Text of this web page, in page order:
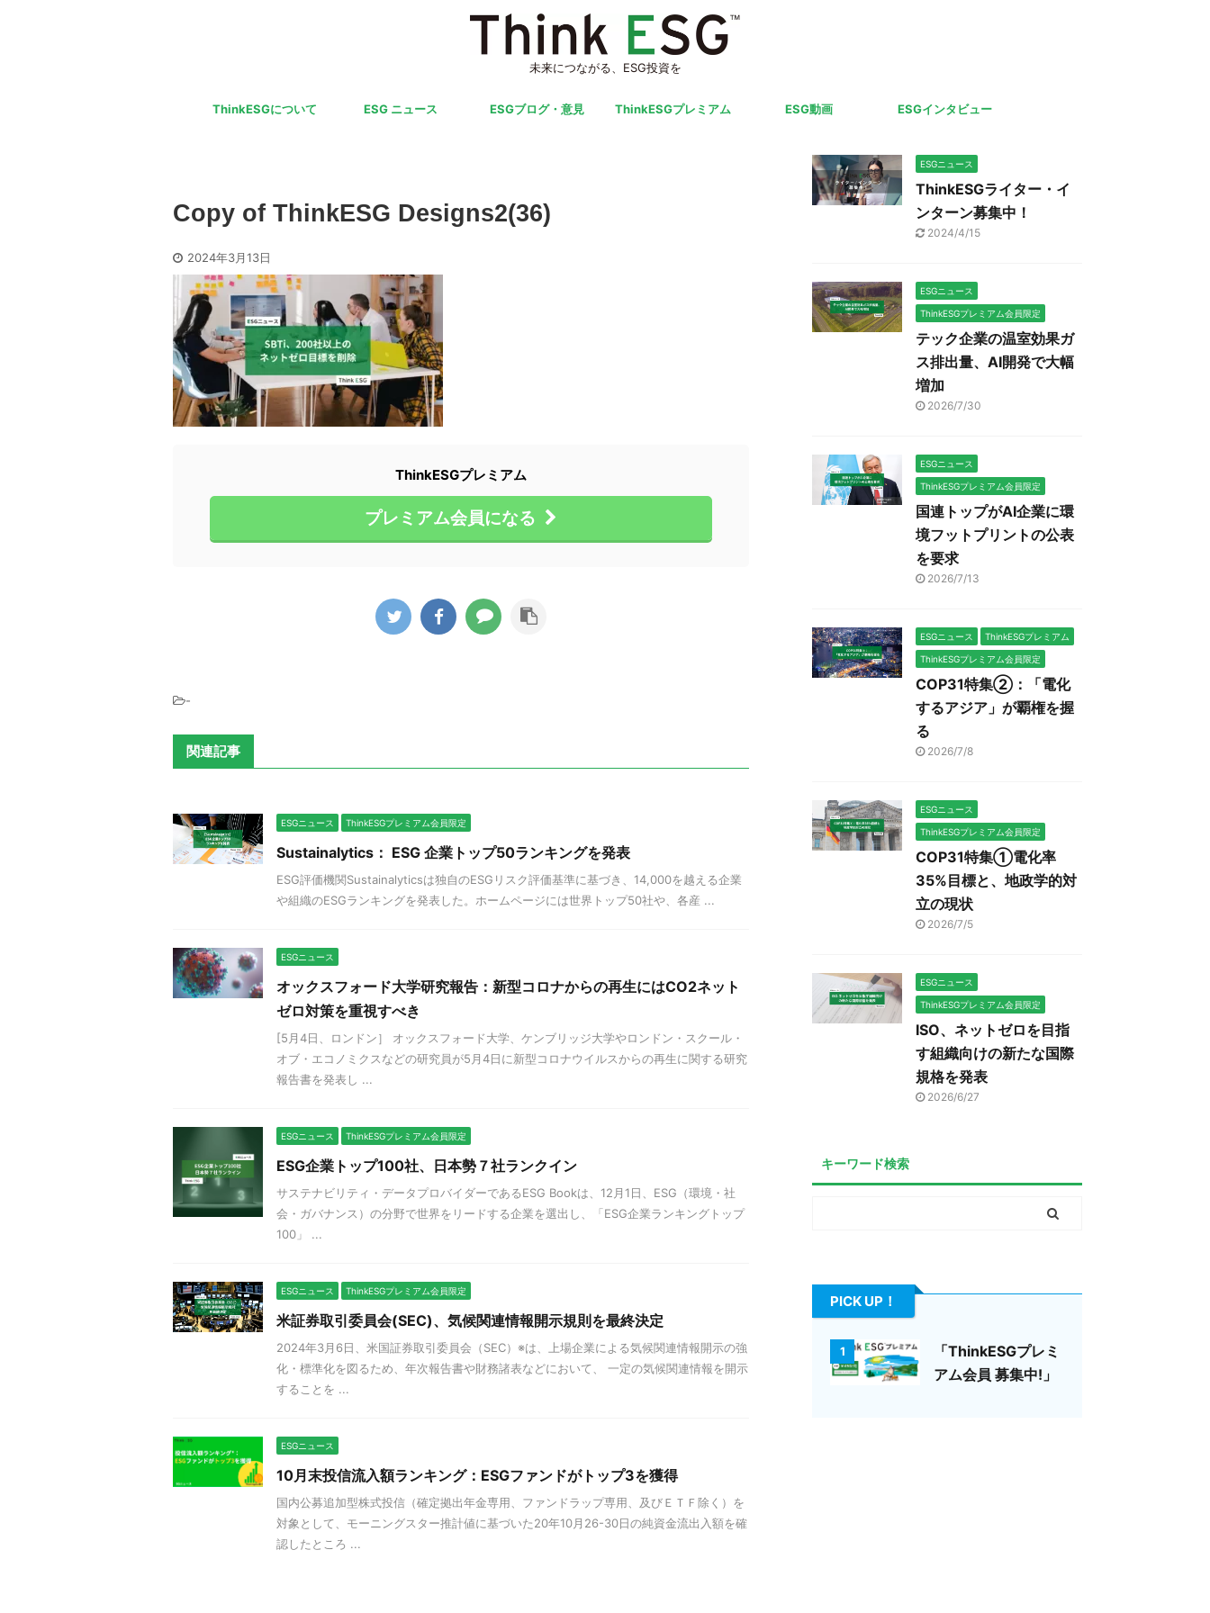
未来につながる、ESG投資を
ThinkESGについて ESG ニュース ESGブログ・意見 ThinkESGプレミアム ESG動画 ESGインタビュー
Copy of ThinkESG Designs2(36)
2024年3月13日
ThinkESGプレミアム
プレミアム会員になる
-
関連記事
ESGニュース ThinkESGプレミアム会員限定
Sustainalytics： ESG 企業トップ50ランキングを発表
ESG評価機関Sustainalyticsは独自のESGリスク評価基準に基づき、14,000を越える企業
や組織のESGランキングを発表した。ホームページには世界トップ50社や、各産 ...
ESGニュース
オックスフォード大学研究報告：新型コロナからの再生にはCO2ネット
ゼロ対策を重視すべき
[5月4日、ロンドン］ オックスフォード大学、ケンブリッジ大学やロンドン・スクール・
オブ・エコノミクスなどの研究員が5月4日に新型コロナウイルスからの再生に関する研究
報告書を発表し ...
ESGニュース ThinkESGプレミアム会員限定
ESG企業トップ100社、日本勢７社ランクイン
サステナビリティ・データプロバイダーであるESG Bookは、12月1日、ESG（環境・社
会・ガバナンス）の分野で世界をリードする企業を選出し、「ESG企業ランキングトップ
100」 ...
ESGニュース ThinkESGプレミアム会員限定
米証券取引委員会(SEC)、気候関連情報開示規則を最終決定
2024年3月6日、米国証券取引委員会（SEC）※は、上場企業による気候関連情報開示の強
化・標準化を図るため、年次報告書や財務諸表などにおいて、 一定の気候関連情報を開示
することを ...
ESGニュース
10月末投信流入額ランキング：ESGファンドがトップ3を獲得
国内公募追加型株式投信（確定拠出年金専用、ファンドラップ専用、及びＥＴＦ除く）を
対象として、モーニングスター推計値に基づいた20年10月26-30日の純資金流出入額を確
認したところ ...
ESGニュース
ThinkESGライター・イ
ンターン募集中！
2024/4/15
ESGニュース
ThinkESGプレミアム会員限定
テック企業の温室効果ガ
ス排出量、AI開発で大幅
増加
2026/7/30
ESGニュース
ThinkESGプレミアム会員限定
国連トップがAI企業に環
境フットプリントの公表
を要求
2026/7/13
ESGニュース ThinkESGプレミアム
ThinkESGプレミアム会員限定
COP31特集②：「電化
するアジア」が覇権を握
る
2026/7/8
ESGニュース
ThinkESGプレミアム会員限定
COP31特集①電化率
35%目標と、地政学的対
立の現状
2026/7/5
ESGニュース
ThinkESGプレミアム会員限定
ISO、ネットゼロを目指
す組織向けの新たな国際
規格を発表
2026/6/27
キーワード検索
PICK UP！
1
「ThinkESGプレミ
アム会員 募集中!」